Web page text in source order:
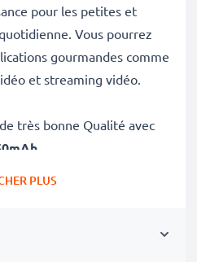
pour les petites et
Vous pourrez
gourmandes comme
et streaming vidéo.
très bonne Qualité avec
PLUS